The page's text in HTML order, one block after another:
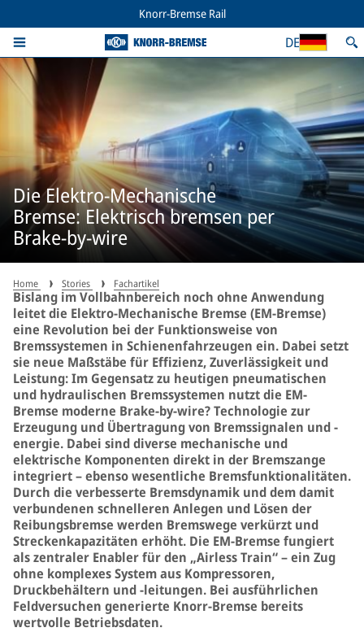
Knorr-Bremse Rail
DE
Die Elektro-Mechanische
Bremse: Elektrisch bremsen per
Brake-by-wire
Home Stories Fachartikel
Bislang im Vollbahnbereich noch ohne Anwendung
leitet die Elektro-Mechanische Bremse (EM-Bremse)
eine Revolution bei der Funktionsweise von
Bremssystemen in Schienenfahrzeugen ein. Dabei setzt
sie neue Maßstäbe für Effizienz, Zuverlässigkeit und
Leistung: Im Gegensatz zu heutigen pneumatischen
und hydraulischen Bremssystemen nutzt die EM-
Bremse moderne Brake-by-wire? Technologie zur
Erzeugung und Übertragung von Bremssignalen und -
energie. Dabei sind diverse mechanische und
elektrische Komponenten direkt in der Bremszange
integriert – ebenso wesentliche Bremsfunktionalitäten.
Durch die verbesserte Bremsdynamik und dem damit
verbundenen schnelleren Anlegen und Lösen der
Reibungsbremse werden Bremswege verkürzt und
Streckenkapazitäten erhöht. Die EM-Bremse fungiert
als zentraler Enabler für den „Airless Train“ – ein Zug
ohne komplexes System aus Kompressoren,
Druckbehältern und -leitungen. Bei ausführlichen
Feldversuchen generierte Knorr-Bremse bereits
wertvolle Betriebsdaten.